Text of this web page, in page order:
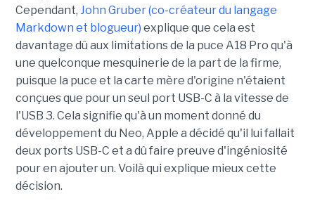
Cependant, John Gruber (co-créateur du langage
Markdown et blogueur) explique que cela est
davantage dû aux limitations de la puce A18 Pro qu'à
une quelconque mesquinerie de la part de la firme,
puisque la puce et la carte mère d'origine n'étaient
conçues que pour un seul port USB-C à la vitesse de
l'USB 3. Cela signifie qu'à un moment donné du
développement du Neo, Apple a décidé qu'il lui fallait
deux ports USB-C et a dû faire preuve d'ingéniosité
pour en ajouter un. Voilà qui explique mieux cette
décision.